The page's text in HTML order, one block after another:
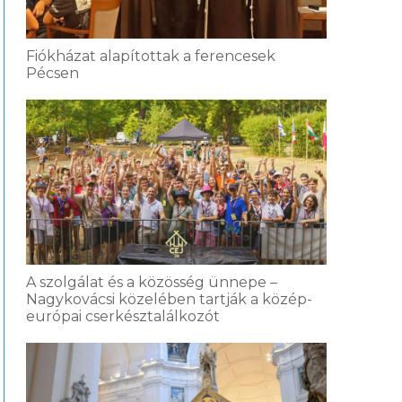
Fiókházat alapítottak a ferencesek
Pécsen
A szolgálat és a közösség ünnepe –
Nagykovácsi közelében tartják a közép-
európai cserkésztalálkozót